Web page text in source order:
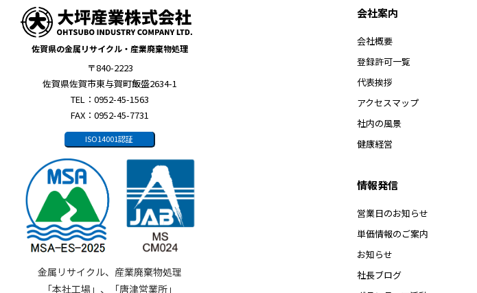
佐賀県の金属リサイクル・産業廃棄物処理
〒840-2223
佐賀県佐賀市東与賀町飯盛2634-1
TEL：0952-45-1563
FAX：0952-45-7731
ISO14001認証
金属リサイクル、産業廃棄物処理
「本社工場」、「唐津営業所」
会社案内
会社概要
登録許可一覧
代表挨拶
アクセスマップ
社内の風景
健康経営
情報発信
営業日のお知らせ
単価情報のご案内
お知らせ
社長ブログ